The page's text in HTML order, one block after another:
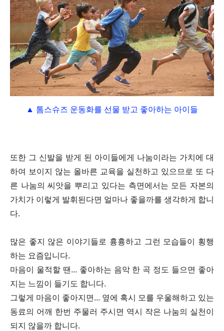
▲ 톰스슈즈 운동화를 선물 받고 좋아하는 아이들
또한 그 신발을 받게 된 아이들에게 나눔이라는 가치에 대
하여 보이지 않는 올바른 교육을 실천하고 있으므로 또 다
른 나눔의 씨앗을 뿌리고 있다는 측면에서는 모든 자본의
가치가 이렇게 발휘된다면 얼마나 좋을까를 생각하게 합니
다.
많은 좋지 않은 이야기들로 흉흉하고 그런 모습들이 횡행
하는 요즘입니다.
마음이 울적할 땐... 좋아하는 음악 한 곡 정도 들으면 좋아
지는 느낌이 들기도 합니다.
그렇게 마음이 좋아지면... 옆에 혹시 모를 우울해하고 있는
동료의 어깨 한번 주물러 주시면 역시 작은 나눔의 실천이
되지 않을까 합니다.